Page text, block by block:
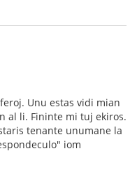
Unu estas vidi mian
al li. Fininte mi tuj ekiros.
tenante unumane la
iom